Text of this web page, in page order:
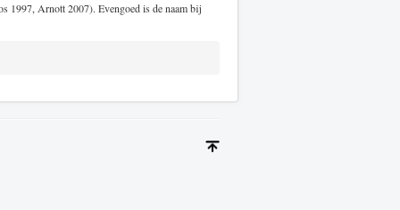
1997, Arnott 2007). Evengoed is de naam bij